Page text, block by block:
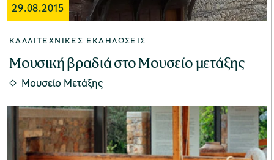
29.08.2015
ΚΑΛΛΙΤΕΧΝΙΚΈΣ ΕΚΔΗΛΏΣΕΙΣ
Μουσική βραδιά στο Μουσείο μετάξης
Μουσείο Μετάξης